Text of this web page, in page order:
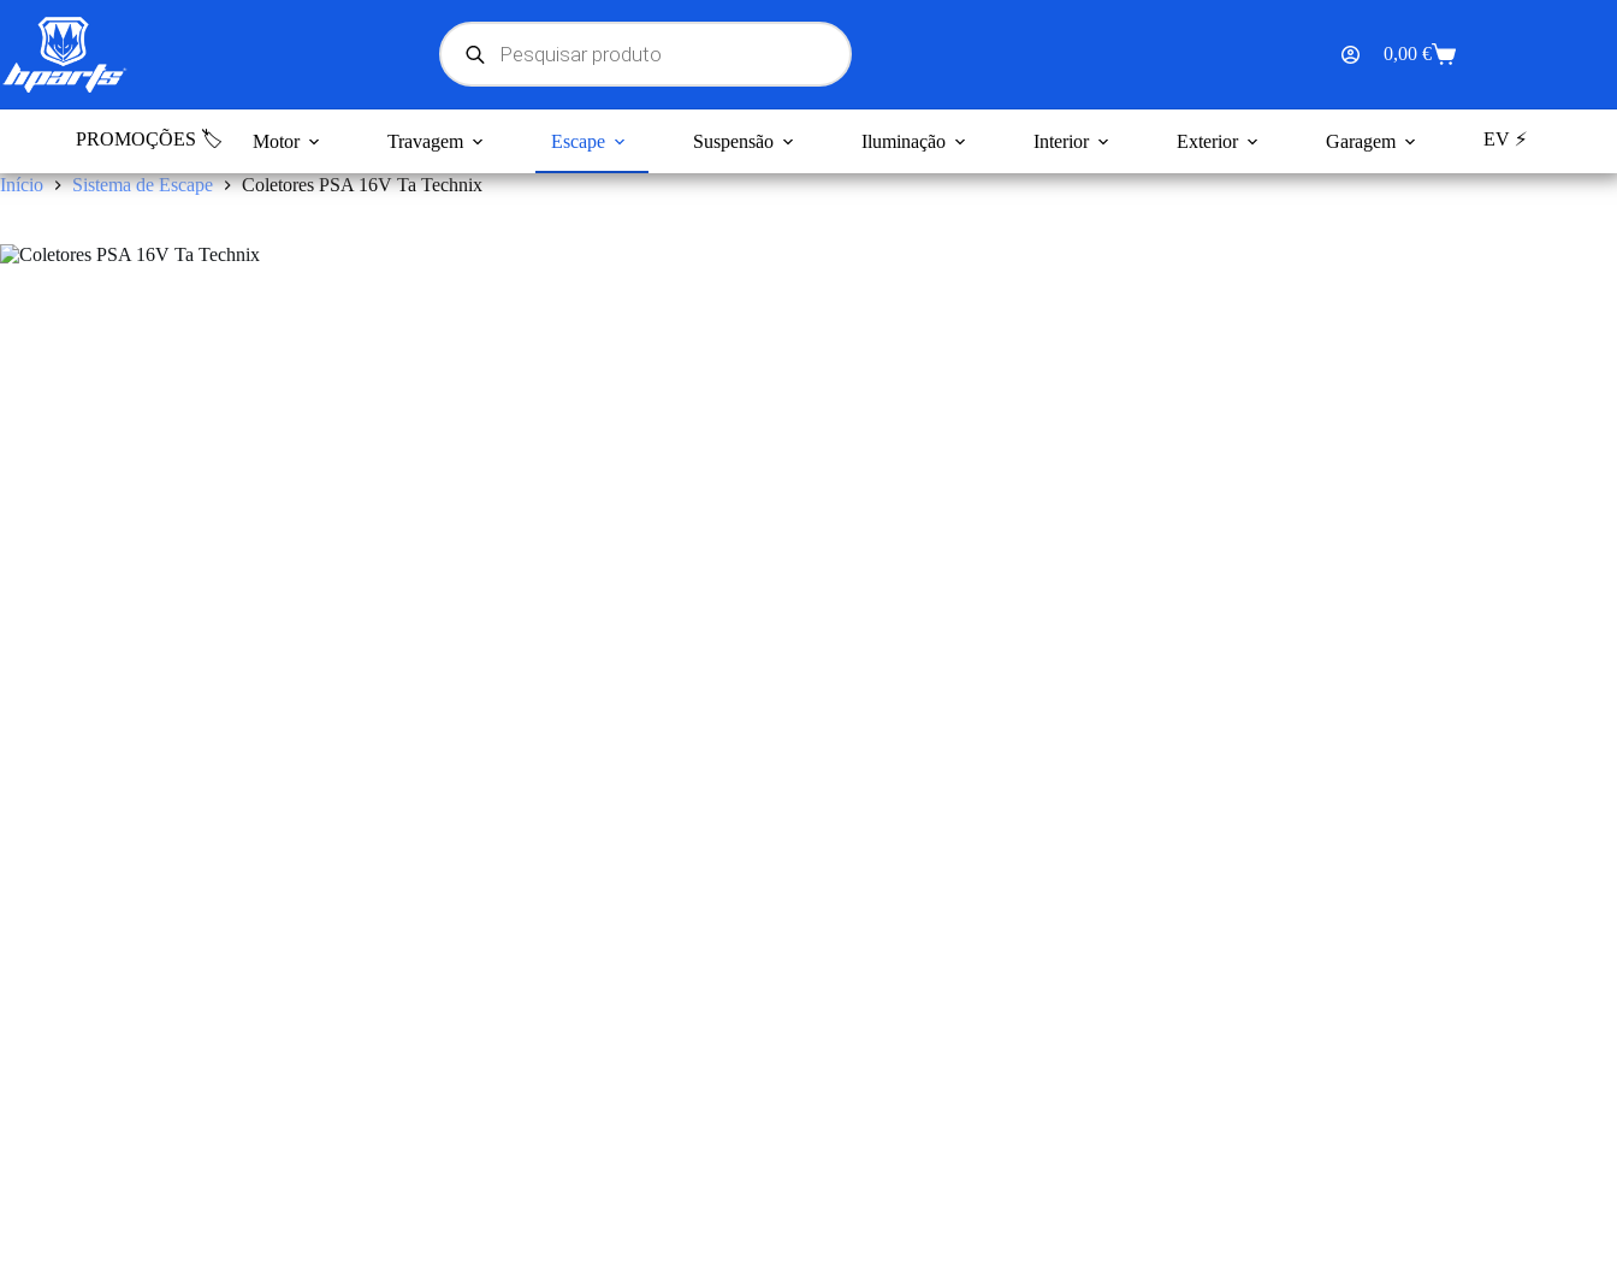
conteúdo
Products
search
Carrinho
compras
0,00 €
PROMOÇÕES 🏷️ Motor Travagem Escape Suspensão Iluminação Interior Exterior Garagem EV ⚡
Início Sistema de Escape Coletores PSA 16V Ta Technix